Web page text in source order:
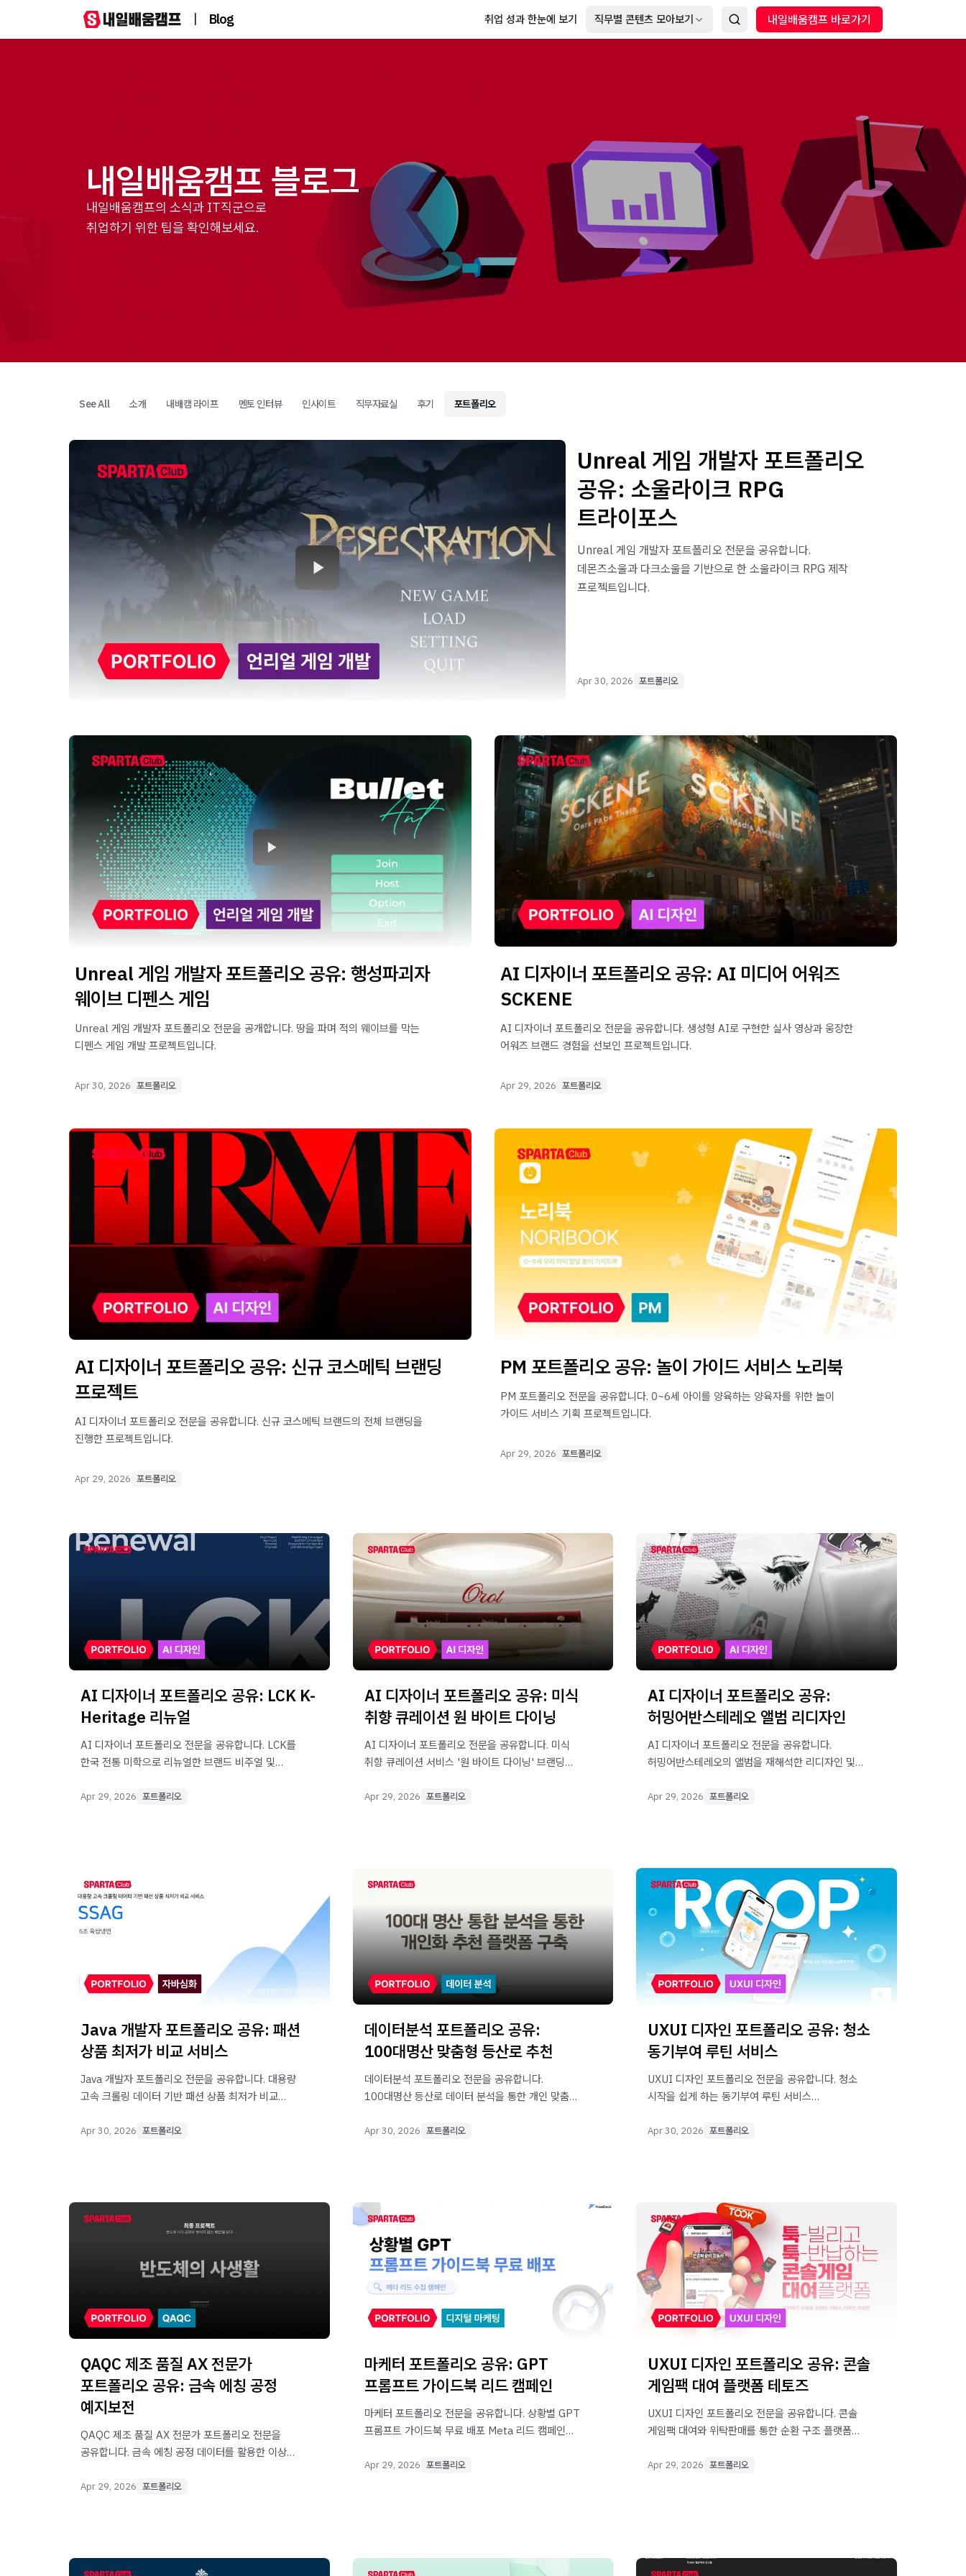
| Blog 취업 성과 한눈에 보기 직무별 콘텐츠 모아보기 내일배움캠프 바로가기
내일배움캠프 블로그
내일배움캠프의 소식과 IT직군으로
취업하기 위한 팁을 확인해보세요.
See All 소개 내배캠 라이프 멘토 인터뷰 인사이트 직무자료실 후기 포트폴리오
Unreal 게임 개발자 포트폴리오
공유: 소울라이크 RPG
트라이포스
Unreal 게임 개발자 포트폴리오 전문을 공유합니다.
데몬즈소울과 다크소울을 기반으로 한 소울라이크 RPG 제작
프로젝트입니다.
Apr 30, 2026 포트폴리오
Unreal 게임 개발자 포트폴리오 공유: 행성파괴자
웨이브 디펜스 게임
Unreal 게임 개발자 포트폴리오 전문을 공개합니다. 땅을 파며 적의 웨이브를 막는
디펜스 게임 개발 프로젝트입니다.
Apr 30, 2026 포트폴리오
AI 디자이너 포트폴리오 공유: AI 미디어 어워즈
SCKENE
AI 디자이너 포트폴리오 전문을 공유합니다. 생성형 AI로 구현한 실사 영상과 웅장한
어워즈 브랜드 경험을 선보인 프로젝트입니다.
Apr 29, 2026 포트폴리오
AI 디자이너 포트폴리오 공유: 신규 코스메틱 브랜딩
프로젝트
AI 디자이너 포트폴리오 전문을 공유합니다. 신규 코스메틱 브랜드의 전체 브랜딩을
진행한 프로젝트입니다.
Apr 29, 2026 포트폴리오
PM 포트폴리오 공유: 놀이 가이드 서비스 노리북
PM 포트폴리오 전문을 공유합니다. 0~6세 아이를 양육하는 양육자를 위한 놀이
가이드 서비스 기획 프로젝트입니다.
Apr 29, 2026 포트폴리오
AI 디자이너 포트폴리오 공유: LCK K-
Heritage 리뉴얼
AI 디자이너 포트폴리오 전문을 공유합니다. LCK를
한국 전통 미학으로 리뉴얼한 브랜드 비주얼 및
Apr 29, 2026 포트폴리오
AI 디자이너 포트폴리오 공유: 미식
취향 큐레이션 원 바이트 다이닝
AI 디자이너 포트폴리오 전문을 공유합니다. 미식
취향 큐레이션 서비스 '원 바이트 다이닝' 브랜딩
Apr 29, 2026 포트폴리오
AI 디자이너 포트폴리오 공유:
허밍어반스테레오 앨범 리디자인
AI 디자이너 포트폴리오 전문을 공유합니다.
허밍어반스테레오의 앨범을 재해석한 리디자인 및
Apr 29, 2026 포트폴리오
Java 개발자 포트폴리오 공유: 패션
상품 최저가 비교 서비스
Java 개발자 포트폴리오 전문을 공유합니다. 대용량
고속 크롤링 데이터 기반 패션 상품 최저가 비교
Apr 30, 2026 포트폴리오
데이터분석 포트폴리오 공유:
100대명산 맞춤형 등산로 추천
데이터분석 포트폴리오 전문을 공유합니다.
100대명산 등산로 데이터 분석을 통한 개인 맞춤형
Apr 30, 2026 포트폴리오
UXUI 디자인 포트폴리오 공유: 청소
동기부여 루틴 서비스
UXUI 디자인 포트폴리오 전문을 공유합니다. 청소
시작을 쉽게 하는 동기부여 루틴 서비스
Apr 30, 2026 포트폴리오
QAQC 제조 품질 AX 전문가
포트폴리오 공유: 금속 에칭 공정
예지보전
QAQC 제조 품질 AX 전문가 포트폴리오 전문을
공유합니다. 금속 에칭 공정 데이터를 활용한 이상치
Apr 29, 2026 포트폴리오
마케터 포트폴리오 공유: GPT
프롬프트 가이드북 리드 캠페인
마케터 포트폴리오 전문을 공유합니다. 상황별 GPT
프롬프트 가이드북 무료 배포 Meta 리드 캠페인
Apr 29, 2026 포트폴리오
UXUI 디자인 포트폴리오 공유: 콘솔
게임팩 대여 플랫폼 테토즈
UXUI 디자인 포트폴리오 전문을 공유합니다. 콘솔
게임팩 대여와 위탁판매를 통한 순환 구조 플랫폼
Apr 29, 2026 포트폴리오